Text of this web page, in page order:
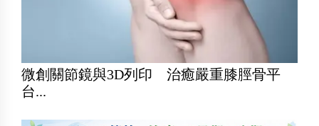
微創關節鏡與3D列印 治癒嚴重膝脛骨平
台...